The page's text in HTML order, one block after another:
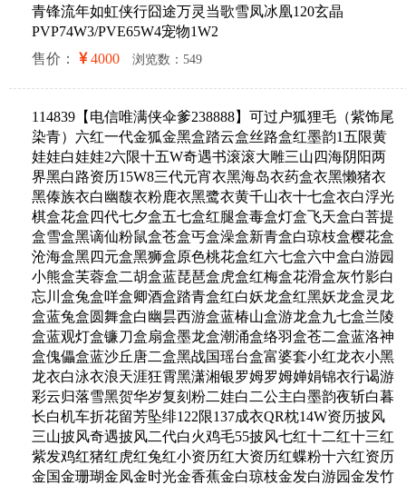
青锋流年如虹侠行囧途万灵当歌雪凤冰凰120玄晶
PVP74W3/PVE65W4宠物1W2
售价：
4000 浏览数：549
114839【电信唯满侠伞爹238888】可过户狐狸毛（紫饰尾
染青）六红一代金狐金黑盒踏云盒丝路盒红墨韵1五限黄
娃娃白娃娃2六限十五W奇遇书滚滚大雕三山四海阴阳两
界黑白路资历15W8三代元宵衣黑海岛衣药盒衣黑懒猪衣
黑傣族衣白幽馥衣粉鹿衣黑鹭衣黄千山衣十七盒衣白浮光
棋盒花盒四代七夕盒五七盒红腿盒毒盒灯盒飞天盒白菩提
盒雪盒黑谪仙粉鼠盒苍盒丐盒澡盒新青盒白琼枝盒樱花盒
沧海盒黑四元盒黑狮盒原色桃花盒红六七盒六中盒白游园
小熊盒芙蓉盒二胡盒蓝琵琶盒虎盒红梅盒花滑盒灰竹影白
忘川盒兔盒咩盒卿酒盒踏青盒红白妖龙盒红黑妖龙盒灵龙
盒蓝兔盒圆舞盒白幽昙西游盒蓝椿山盒游龙盒九七盒兰陵
盒蓝观灯盒镰刀盒扇盒墨龙盒潮涌盒络羽盒苍二盒蓝洛神
盒傀儡盒蓝沙丘唐二盒黑战国瑶台盒富婆套小红龙衣小黑
龙衣白泳衣浪天涯狂霄黑潇湘银罗姆罗姆婵娟锦衣行谒游
彩云归落雪黑贺华岁复刻粉二娃白二公主白墨韵夜斩白暮
长白机车折花留芳坠绯122限137成衣QR枕14W资历披风
三山披风奇遇披风二代白火鸡毛55披风七红十二红十三红
紫发鸡红猪红虎红兔红小资历红大资历红蝶粉十六红资历
金国金珊瑚金凤金时光金香蕉金白琼枝金发白游园金发竹